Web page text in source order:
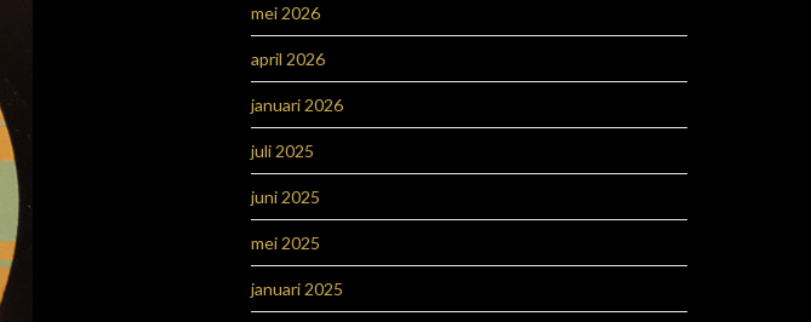
mei 2026
april 2026
januari 2026
juli 2025
juni 2025
mei 2025
januari 2025